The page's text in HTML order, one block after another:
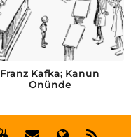
Franz Kafka; Kanun
Önünde